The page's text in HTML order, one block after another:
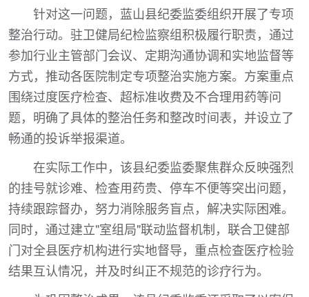
针对这一问题，蓝山县纪委监委组织开展了专项
整治行动。驻卫健局纪检监察组积极履行职责，通过
参加行业主管部门会议、定期沟通协调和实地监督等
方式，推动各医院制定专项整治实施方案。方案重点
围绕过度医疗检查、超标准收费及不合理用药等问
题，明确了具体的整治任务和整改时间表，并设立了
畅通的投诉举报渠道。
在实际工作中，该县纪委监委聚焦群众反映强烈
的挂号就诊难、检查用药贵、停车不便等突出问题，
持续跟踪督办，努力消除服务盲点，解决实际困难。
同时，通过建立"室组局"联动监督机制，联合卫健部
门对全县医疗机构进行实地督导，重点检查医疗检验
结果互认情况，并及时纠正不规范的诊疗行为。